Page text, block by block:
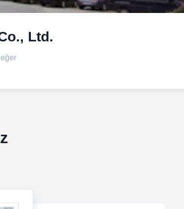
Ltd.